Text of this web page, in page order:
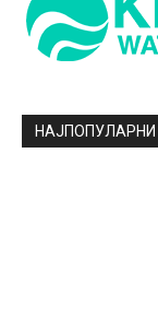
НАЈПОПУЛАРНИ